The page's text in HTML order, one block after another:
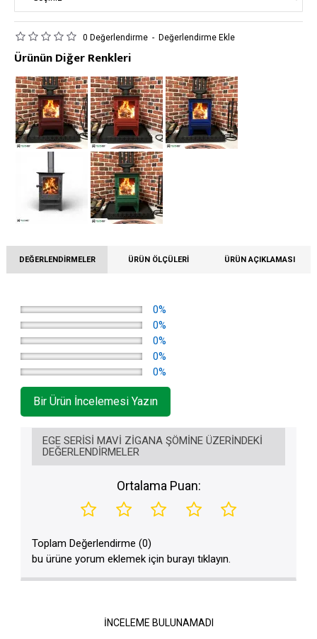
0 Değerlendirme - Değerlendirme Ekle
Ürünün Diğer Renkleri
DEĞERLENDIRMELER ÜRÜN ÖLÇÜLERI ÜRÜN AÇIKLAMASI
0%
0%
0%
0%
0%
Bir Ürün İncelemesi Yazın
EGE SERISI MAVI ZIGANA ŞÖMINE ÜZERINDEKI
DEĞERLENDIRMELER
Ortalama Puan:
Toplam Değerlendirme (0)
bu ürüne yorum eklemek için burayı tıklayın.
İNCELEME BULUNAMADI